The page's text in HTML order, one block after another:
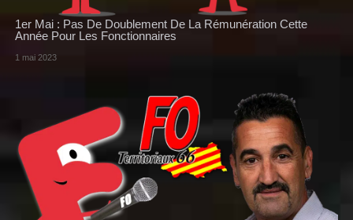
1er Mai : Pas De Doublement De La Rémunération Cette
Année Pour Les Fonctionnaires
1 mai 2023